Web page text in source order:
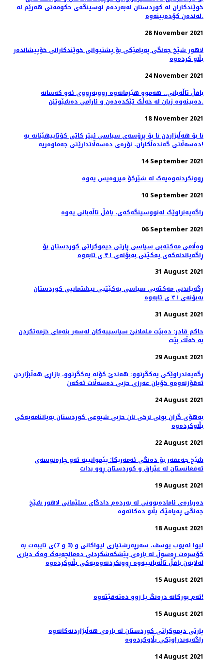
خوێندکاران لە کوردستان لەبەردەم نوسینگەی حکومەتی هەرێم لە
لەندەن کۆدەبینەوە.
28 November 2021
لاهور شێخ جەنگی پەیامێکی بۆ پشتیوانی خوێندکارانی خۆپیشاندەر
بڵاو کردەوە
24 November 2021
بافڵ تاڵەبانی.. ھەموو ھێزمانەوە رووبەڕووی ئەو کەسانە
دەبینەوە ژیان لە خەڵک تێکدەدەن و ئارامی دەشێوێنن.
18 November 2021
نا بۆ هەڵبژاردن نا بۆ پڕۆسەی سیاسی ئیتر کاتی کۆتاییهێنانە بە
دەسەڵاتی گەندەڵکاران، نۆرەی دەسەڵاتدارێتی جەماوەریە!
14 September 2021
ڕوونکردنەوەیەک لە شێركۆ میروەیس یەوە
10 September 2021
راگەیەنراوێک لەنووسینگەکەى، بافڵ تاڵەبانی یەوە
06 September 2021
وەڵامی مەکتەبی سیاسی پارتی دیموکراتی کوردستان بۆ
ڕاگەیاندنەکەی یەکێتی بەبۆنەی ٣١ ی ئابەوە
31 August 2021
ڕگەیاندنی مه‌كته‌بی سیاسی یه‌كێتیی نیشتمانیی كوردستان
بەبۆنەی ٣١ ی ئابەوە
31 August 2021
حاكم قادر: دەبێت ململانێ سیاسییەكان لەسەر بنەمای خزمەتكردن
بە خەڵك بێت
29 August 2021
ڕگەیەندراوێکی یەكگرتوو: هەندێ کۆنە یەکگرتوو، بازاڕی هەڵبژاردن
ئەقۆزنەوەو خۆیان عەرزی حزبی دەسەڵات ئەكەن
24 August 2021
بەهۆی گران بونی نرخی نان حزبی شیوعی کوردستان بەیاننامەیەکی
بڵاوکردەوە
22 August 2021
شێخ جەعفەر بۆ دەنگی ئەمەریکا: پێموانییه‌ ئەو چارەنوسەی
ئه‌فغانستان له‌ عێراق و کوردستان ڕوو بدات
19 August 2021
دەربارەی ئامادەبوونی لە بەردەم دادگای سلێمانی لاهور شێخ
جەنگی پەیامێک بڵاو دەکاتەوە
18 August 2021
لیوا ئەیوب یوسف، سەرپەرشتیاری لیواکانی و (3 و 7)ی تایبەت بە
کۆسرەت ڕەسوڵ لە بارەی پێشکەشکردنی دەمانچەیەک وەک دیاری
لەلایەن بافڵ تاڵەبانییەوە ڕوونکردنەوەیەکی بڵاوکردەوە
15 August 2021
ئەم بورکانە‌ درەنگ یا زوو دەتەقێتەوە!
15 August 2021
پارتی دیموکراتی کوردستان لە بارەی هەڵبژاردنەکانەوە
راگەیەندراوێکی بڵاوکردەوە
14 August 2021